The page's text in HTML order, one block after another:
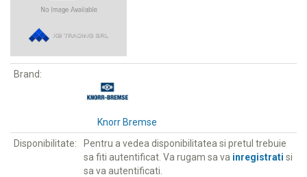
Brand:
Knorr Bremse
Disponibilitate:
Pentru a vedea disponibilitatea si pretul trebuie
sa fiti autentificat. Va rugam sa va inregistrati si
sa va autentificati.